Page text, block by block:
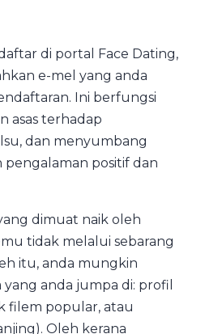
di portal Face Dating,
e-mel yang anda
Ini berfungsi
asas terhadap
dan menyumbang
positif dan
dimuat naik oleh
tidak melalui sebarang
itu, anda mungkin
anda jumpa di: profil
filem popular, atau
Oleh kerana